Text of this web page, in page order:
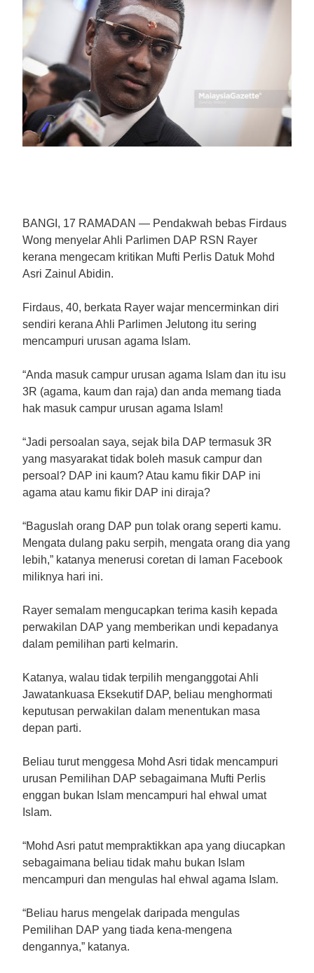
BANGI, 17 RAMADAN — Pendakwah bebas Firdaus
Wong menyelar Ahli Parlimen DAP RSN Rayer
kerana mengecam kritikan Mufti Perlis Datuk Mohd
Asri Zainul Abidin.
Firdaus, 40, berkata Rayer wajar mencerminkan diri
sendiri kerana Ahli Parlimen Jelutong itu sering
mencampuri urusan agama Islam.
“Anda masuk campur urusan agama Islam dan itu isu
3R (agama, kaum dan raja) dan anda memang tiada
hak masuk campur urusan agama Islam!
“Jadi persoalan saya, sejak bila DAP termasuk 3R
yang masyarakat tidak boleh masuk campur dan
persoal? DAP ini kaum? Atau kamu fikir DAP ini
agama atau kamu fikir DAP ini diraja?
“Baguslah orang DAP pun tolak orang seperti kamu.
Mengata dulang paku serpih, mengata orang dia yang
lebih,” katanya menerusi coretan di laman Facebook
miliknya hari ini.
Rayer semalam mengucapkan terima kasih kepada
perwakilan DAP yang memberikan undi kepadanya
dalam pemilihan parti kelmarin.
Katanya, walau tidak terpilih menganggotai Ahli
Jawatankuasa Eksekutif DAP, beliau menghormati
keputusan perwakilan dalam menentukan masa
depan parti.
Beliau turut menggesa Mohd Asri tidak mencampuri
urusan Pemilihan DAP sebagaimana Mufti Perlis
enggan bukan Islam mencampuri hal ehwal umat
Islam.
“Mohd Asri patut mempraktikkan apa yang diucapkan
sebagaimana beliau tidak mahu bukan Islam
mencampuri dan mengulas hal ehwal agama Islam.
“Beliau harus mengelak daripada mengulas
Pemilihan DAP yang tiada kena-mengena
dengannya,” katanya.